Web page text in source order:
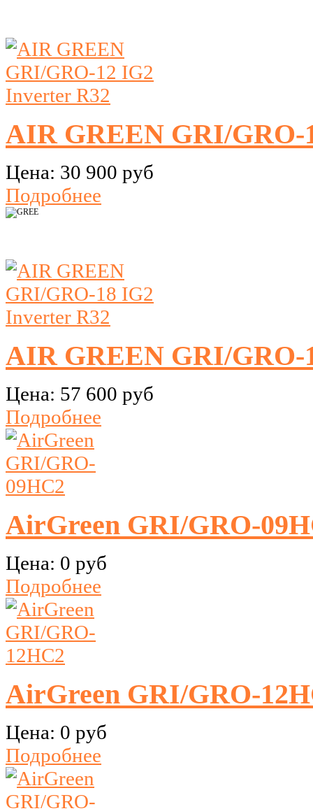
AIR GREEN GRI/GRO-
Цена: 30 900 руб
Подробнее
AIR GREEN GRI/GRO-
Цена: 57 600 руб
Подробнее
AirGreen GRI/GRO-
Цена: 0 руб
Подробнее
AirGreen GRI/GRO-
Цена: 0 руб
Подробнее